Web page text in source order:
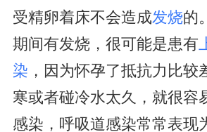
受精卵着床不会造成发烧的
期间有发烧，很可能是患有
染 ，因为怀孕了抵抗力比较
寒或者碰冷水太久，就很容
感染，呼吸道感染常常表现